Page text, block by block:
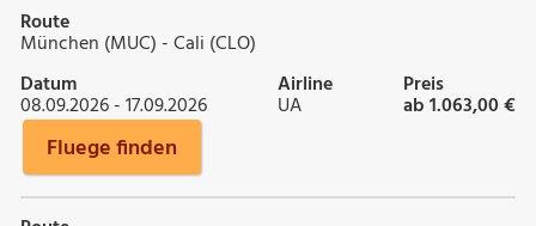
Route
München (MUC) - Cali (CLO)
Datum
08.09.2026 - 17.09.2026
Airline
UA
Preis
ab 1.063,00 €
Fluege finden